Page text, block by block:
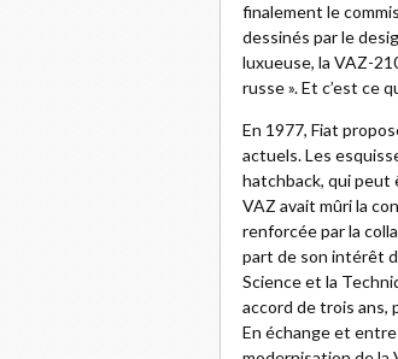
finalement le
dessinés par le
luxueuse, la VAZ-
russe ». Et c’est ce
En 1977, Fiat
actuels. Les
hatchback, qui peut
VAZ avait mûri la
renforcée par la
part de son intérêt
Science et la
accord de trois ans,
En échange et